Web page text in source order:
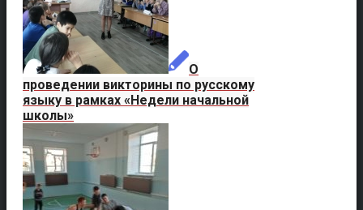
О
проведении викторины по русскому
языку в рамках «Недели начальной
школы»